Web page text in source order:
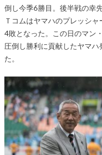
倒し今季6勝目。後半戦の幸
Ｔコムはヤマハのプレッシ
4敗となった。この日のマン
圧倒し勝利に貢献したヤマ
た。